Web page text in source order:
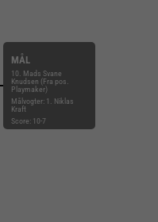
MÅL
10. Mads Svane
Knudsen (Fra pos.
Playmaker)
Målvogter: 1. Niklas
Kraft
Score: 10-7